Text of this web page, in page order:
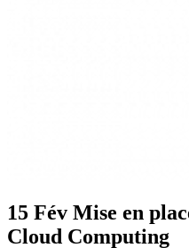
15 Fév Mise en
Cloud Computing